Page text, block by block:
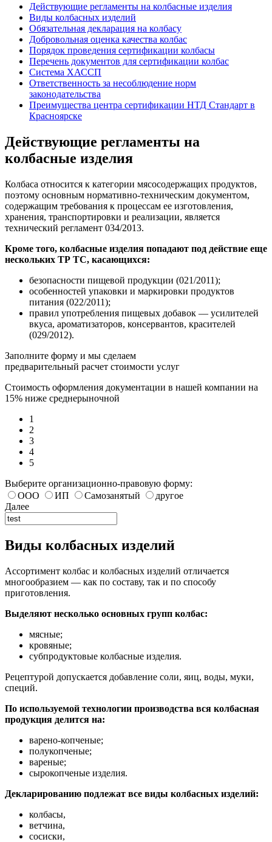
Действующие регламенты на колбасные изделия
Виды колбасных изделий
Обязательная декларация на колбасу
Добровольная оценка качества колбас
Порядок проведения сертификации колбасы
Перечень документов для сертификации колбас
Система ХАССП
Ответственность за несоблюдение норм
законодательства
Преимущества центра сертификации НТД Стандарт в
Красноярске
Действующие регламенты на
колбасные изделия
Колбаса относится к категории мясосодержащих продуктов,
поэтому основным нормативно-техническим документом,
содержащим требования к процессам ее изготовления,
хранения, транспортировки и реализации, является
технический регламент 034/2013.
Кроме того, колбасные изделия попадают под действие еще
нескольких ТР ТС, касающихся:
безопасности пищевой продукции (021/2011);
особенностей упаковки и маркировки продуктов
питания (022/2011);
правил употребления пищевых добавок — усилителей
вкуса, ароматизаторов, консервантов, красителей
(029/2012).
Заполните форму и мы сделаем
предварительный расчет стоимости услуг
Стоимость оформления документации в нашей компании на
15% ниже среднерыночной
1
2
3
4
5
Выберите организационно-правовую форму:
ООО
ИП Самозанятый
другое
Далее
Виды колбасных изделий
Ассортимент колбас и колбасных изделий отличается
многообразием — как по составу, так и по способу
приготовления.
Выделяют несколько основных групп колбас:
мясные;
кровяные;
субпродуктовые колбасные изделия.
Рецептурой допускается добавление соли, яиц, воды, муки,
специй.
По используемой технологии производства вся колбасная
продукция делится на:
варено-копченые;
полукопченые;
вареные;
сырокопченые изделия.
Декларированию подлежат все виды колбасных изделий:
колбасы,
ветчина,
сосиски,